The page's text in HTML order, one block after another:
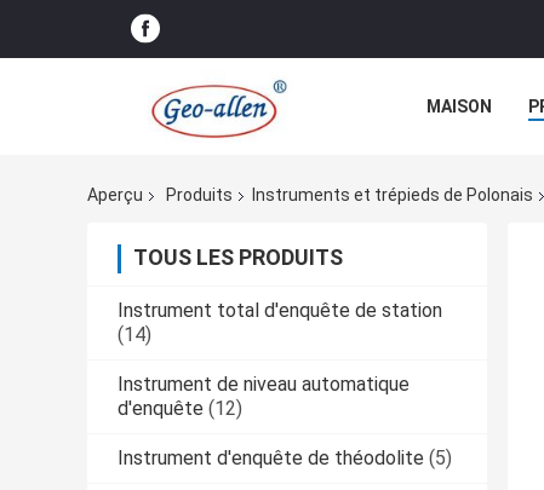
MAISON
Aperçu Produits Instruments et trépieds de Polonais
TOUS LES PRODUITS
Instrument total d'enquête de station
(14)
Instrument de niveau automatique
d'enquête (12)
Instrument d'enquête de théodolite (5)